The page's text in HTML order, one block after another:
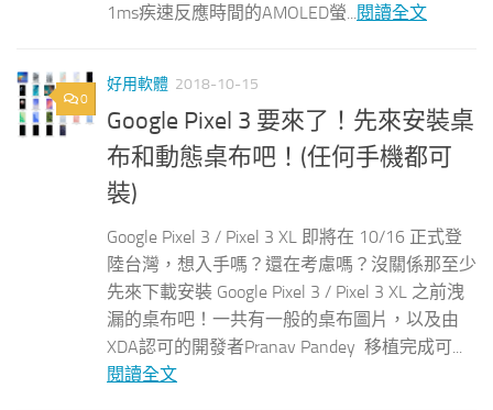
1ms疾速反應時間的AMOLED螢...閱讀全文
0
好用軟體 2018-10-15
Google Pixel 3 要來了！先來安裝桌
布和動態桌布吧！(任何手機都可
裝)
Google Pixel 3 / Pixel 3 XL 即將在 10/16 正式登
陸台灣，想入手嗎？還在考慮嗎？沒關係那至少
先來下載安裝 Google Pixel 3 / Pixel 3 XL 之前洩
漏的桌布吧！一共有一般的桌布圖片，以及由
XDA認可的開發者Pranav Pandey 移植完成可...
閱讀全文